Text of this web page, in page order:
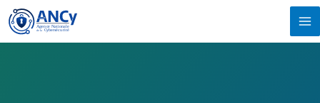
Aller
au
contenu